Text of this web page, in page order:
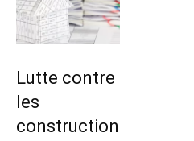
Lutte contre
les
construction